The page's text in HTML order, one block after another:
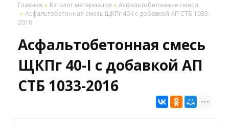
Главная Каталог материалов
Асфальтобетонные смеси
Асфальтобетонная смесь ЩКПг 40-I с добавкой АП СТБ 1033-
2016
Асфальтобетонная смесь
ЩКПг 40-I с добавкой АП
СТБ 1033-2016